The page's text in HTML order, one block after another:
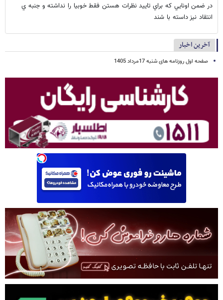
در ضمن اونايي كه براي تاييد نظرات هستن فقط خوبيا را نداشته و جنبه ي
انتقاد نيز داسته با شند
آخرین اخبار
صفحه اول روزنامه های شنبه 17مرداد 1405